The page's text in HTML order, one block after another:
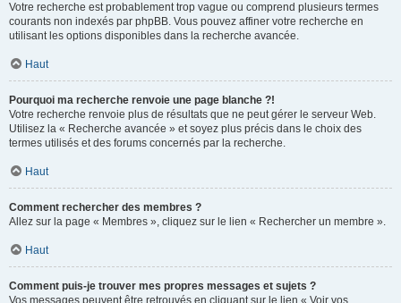
Votre recherche est probablement trop vague ou comprend plusieurs termes
courants non indexés par phpBB. Vous pouvez affiner votre recherche en
utilisant les options disponibles dans la recherche avancée.
Haut
Pourquoi ma recherche renvoie une page blanche ?!
Votre recherche renvoie plus de résultats que ne peut gérer le serveur Web.
Utilisez la « Recherche avancée » et soyez plus précis dans le choix des
termes utilisés et des forums concernés par la recherche.
Haut
Comment rechercher des membres ?
Allez sur la page « Membres », cliquez sur le lien « Rechercher un membre ».
Haut
Comment puis-je trouver mes propres messages et sujets ?
Vos messages peuvent être retrouvés en cliquant sur le lien « Voir vos